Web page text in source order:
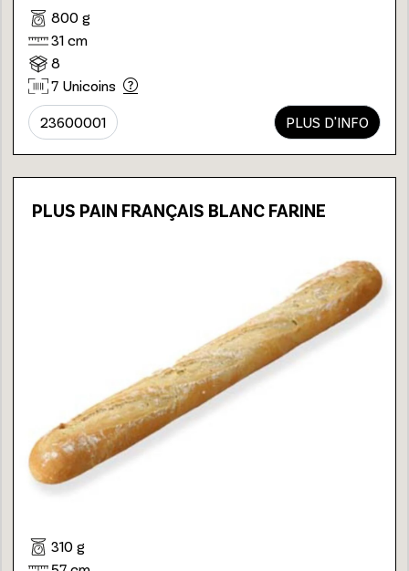
800 g
31 cm
8
7 Unicoins
23600001 PLUS D'INFO
PLUS PAIN FRANÇAIS BLANC FARINE
310 g